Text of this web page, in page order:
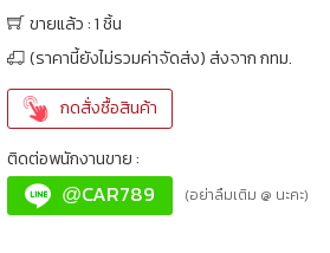
ขายแล้ว : 1 ชิ้น
(ราคานี้ยังไม่รวมค่าจัดส่ง) ส่งจาก กทม.
กดสั่งซื้อสินค้า
ติดต่อพนักงานขาย :
@CAR789 (อย่าลืมเติม @ นะคะ)